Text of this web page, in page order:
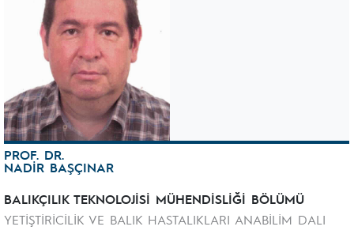
PROF. DR.
NADİR BAŞÇINAR
BALIKÇILIK TEKNOLOJİSİ MÜHENDİSLİĞİ BÖLÜMÜ
YETİŞTİRİCİLİK VE BALIK HASTALIKLARI ANABİLİM DALI